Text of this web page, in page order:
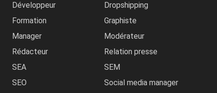
Développeur
Dropshipping
Formation
Graphiste
Manager
Modérateur
Rédacteur
Relation presse
SEA
SEM
SEO
Social media manager